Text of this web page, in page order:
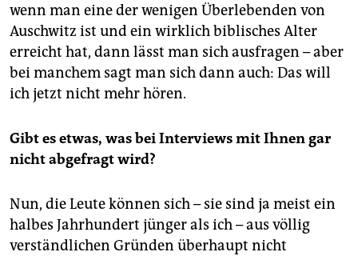
wenn man eine der wenigen Überlebenden von
Auschwitz ist und ein wirklich biblisches Alter
erreicht hat, dann lässt man sich ausfragen – aber
bei manchem sagt man sich dann auch: Das will
ich jetzt nicht mehr hören.
Gibt es etwas, was bei Interviews mit Ihnen gar
nicht abgefragt wird?
Nun, die Leute können sich – sie sind ja meist ein
halbes Jahrhundert jünger als ich – aus völlig
verständlichen Gründen überhaupt nicht